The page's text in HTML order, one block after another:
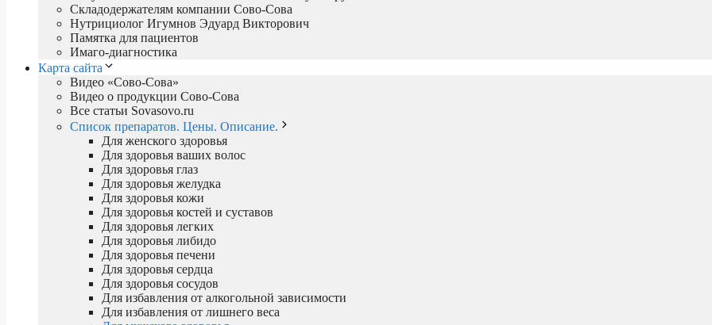
Складодержателям компании Сово-Сова
Нутрициолог Игумнов Эдуард Викторович
Памятка для пациентов
Имаго-диагностика
Карта сайта
Видео «Сово-Сова»
Видео о продукции Сово-Сова
Все статьи Sovasovo.ru
Список препаратов. Цены. Описание.
Для женского здоровья
Для здоровья ваших волос
Для здоровья глаз
Для здоровья желудка
Для здоровья кожи
Для здоровья костей и суставов
Для здоровья легких
Для здоровья либидо
Для здоровья печени
Для здоровья сердца
Для здоровья сосудов
Для избавления от алкогольной зависимости
Для избавления от лишнего веса